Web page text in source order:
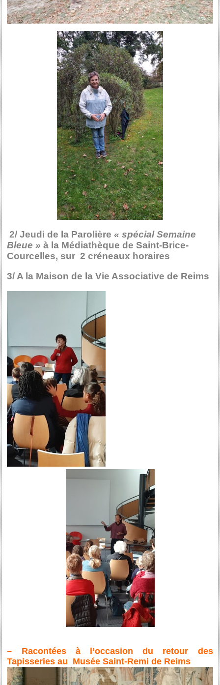
2/ Jeudi de la Parolière« spécial Semaine
Bleue » à la Médiathèque de Saint-Brice-
Courcelles, sur 2 créneaux horaires
3/ A la Maison de la Vie Associative de Reims
– Racontées à l’occasion du retour des
Tapisseries au Musée Saint-Remi de Reims